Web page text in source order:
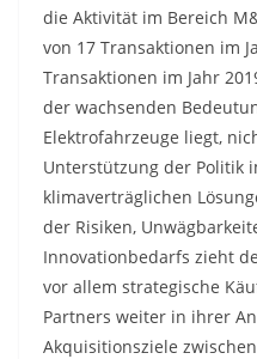
die Aktivität im Bereich
von 17 Transaktionen im
Transaktionen im Jahr
der wachsenden
Elektrofahrzeuge liegt,
Unterstützung der Politik
klimaverträglichen
der Risiken,
Innovationbedarfs zieht
vor allem strategische
Partners weiter in ihrer
Akquisitionsziele